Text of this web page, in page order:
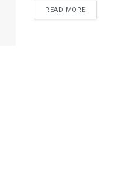
READ MOREDETAILS